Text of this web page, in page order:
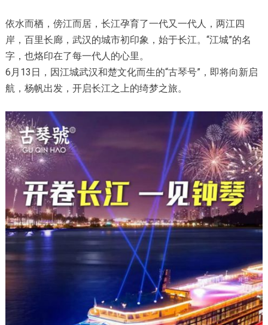
依水而栖，傍江而居，长江孕育了一代又一代人，两江四
岸，百里长廊，武汉的城市初印象，始于长江。“江城”的名
字，也烙印在了每一代人的心里。
6月13日，因江城武汉和楚文化而生的“古琴号”，即将向新启
航，杨帆出发，开启长江之上的绮梦之旅。